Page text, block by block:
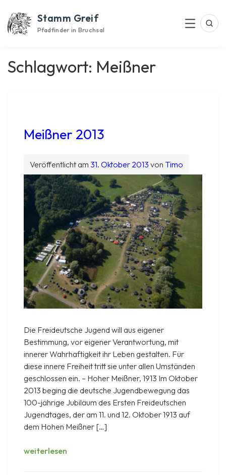
content
Stamm Greif
Pfadfinder in Bruchsal Menu
Schlagwort: Meißner
Meißner 2013
Veröffentlicht am 31. Oktober 2013 von Timo
Die Freideutsche Jugend will aus eigener
Bestimmung, vor eigener Verantwortung, mit
innerer Wahrhaftigkeit ihr Leben gestalten. Für
diese innere Freiheit tritt sie unter allen Umständen
geschlossen ein. – Hoher Meißner, 1913 Im Oktober
2013 beging die deutsche Jugendbewegung das
100-jährige Jubiläum des Ersten Freideutschen
Jugendtages, der am 11. und 12. Oktober 1913 auf
dem Hohen Meißner […]
weiterlesen